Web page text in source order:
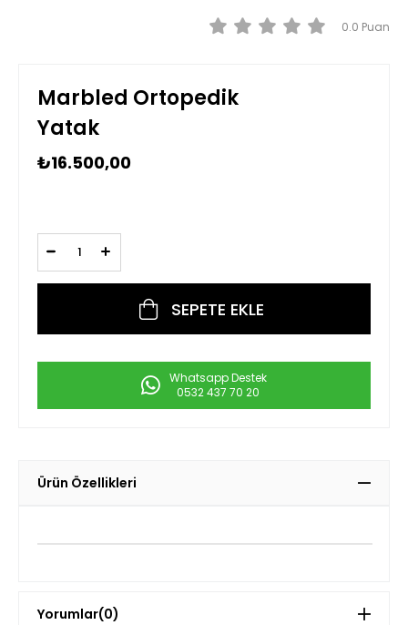
0.0
Marbled Ortopedik
Yatak
₺16.500,00
Whatsapp Destek
0532 437 70 20
Ürün Özellikleri
Yorumlar(0)